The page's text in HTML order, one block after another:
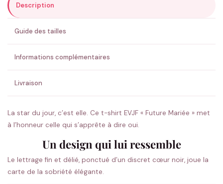
ENVOYER MA DEMANDE ✨
💚 Retour sous 24-48h🇫🇷 Flocage en France✅ Validation avant fabrication
Description
Guide des tailles
Informations complémentaires
Livraison
La star du jour, c’est elle. Ce t-shirt EVJF « Future Mariée » met
à l’honneur celle qui s’apprête à dire oui.
Un design qui lui ressemble
Le lettrage fin et délié, ponctué d’un discret cœur noir, joue la
carte de la sobriété élégante.